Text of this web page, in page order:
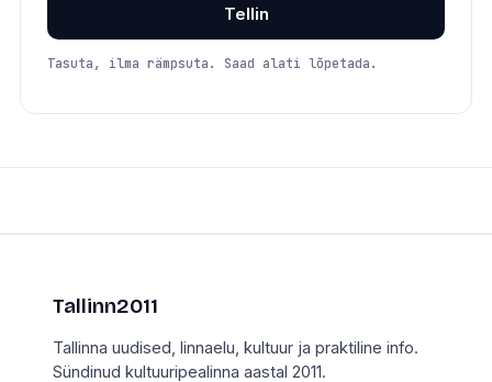
Tellin
Tasuta, ilma rämpsuta. Saad alati lõpetada.
Tallinn2011
Tallinna uudised, linnaelu, kultuur ja praktiline info.
Sündinud kultuuripealinna aastal 2011.